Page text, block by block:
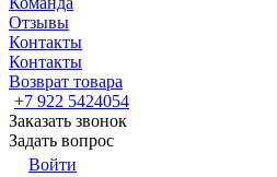
Отзывы
Контакты
Контакты
Возврат товара
+7 922 5424054
Заказать звонок
Задать вопрос
Войти